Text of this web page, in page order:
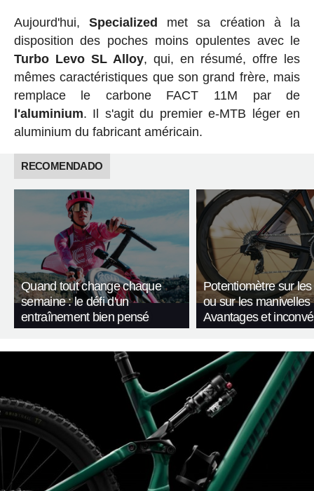
Aujourd'hui, Specialized
met sa création à la
disposition des poches moins opulentes avec le
Turbo Levo SL Alloy, qui, en résumé, offre les
mêmes caractéristiques que son grand frère, mais
remplace le carbone FACT 11M par de
l'aluminium. Il s'agit du premier e-MTB léger en
aluminium du fabricant américain.
RECOMENDADO
Quand tout change chaque
semaine : le défi d'un
entraînement bien pensé
Potentiomètre sur
ou sur les manivelles
Avantages et